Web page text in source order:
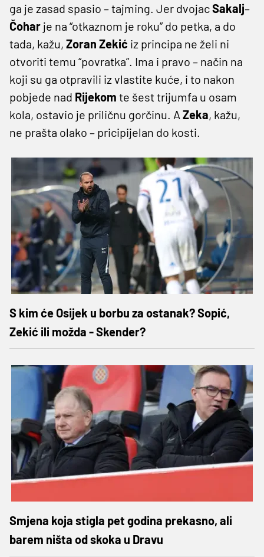
ga je zasad spasio – tajming. Jer dvojacSakalj–
Čohar je na “otkaznom je roku” do petka, a do
tada, kažu, Zoran Zekić iz principa ne želi ni
otvoriti temu “povratka”. Ima i pravo – način na
koji su ga otpravili iz vlastite kuće, i to nakon
pobjede nad Rijekom te šest trijumfa u osam
kola, ostavio je priličnu gorčinu. A Zeka, kažu,
ne prašta olako – pricipijelan do kosti.
S kim će Osijek u borbu za ostanak? Sopić,
Zekić ili možda - Skender?
Smjena koja stigla pet godina prekasno, ali
barem ništa od skoka u Dravu